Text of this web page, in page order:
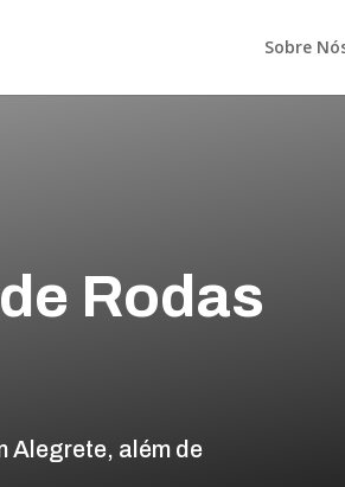
Sobre
Rodas
Alegrete, além de